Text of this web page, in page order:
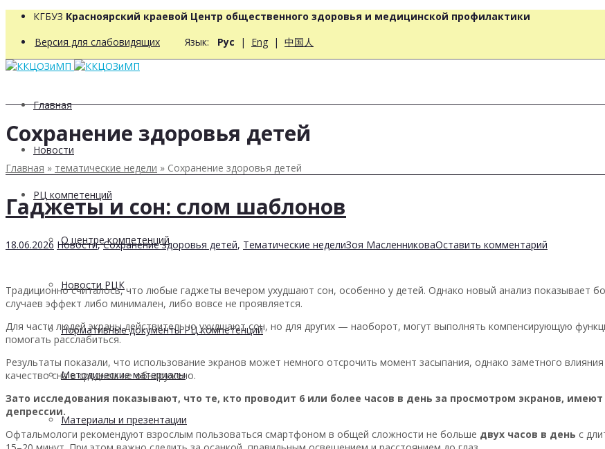
КГБУЗ Красноярский краевой Центр общественного здоровья и медицинской профилактики
Версия для слабовидящих Язык: Рус | Eng | 中国人
Главная
Новости
РЦ компетенций
О центре компетенций
Новости РЦК
Нормативные документы РЦ компетенций
Методические материалы
Материалы и презентации
Сохранение здоровья детей
Главная » тематические недели » Сохранение здоровья детей
Гаджеты и сон: слом шаблонов
18.06.2026 Новости,Сохранение здоровья детей, Тематические неделиЗоя МасленниковаОставить комментарий
Традиционно считалось, что любые гаджеты вечером ухудшают сон, особенно у детей. Однако новый анализ показывает
случаев эффект либо минимален, либо вовсе не проявляется.
Для части людей экраны действительно ухудшают сон, но для других — наоборот, могут выполнять компенсирующую
помогать расслабиться.
Результаты показали, что использование экранов может немного отсрочить момент засыпания, однако заметного
качество сна в среднем не обнаружено.
Зато исследования показывают, что те, кто проводит 6 или более часов в день за просмотром экранов,
депрессии.
Офтальмологи рекомендуют взрослым пользоваться смартфоном в общей сложности не больше двух часов в день с